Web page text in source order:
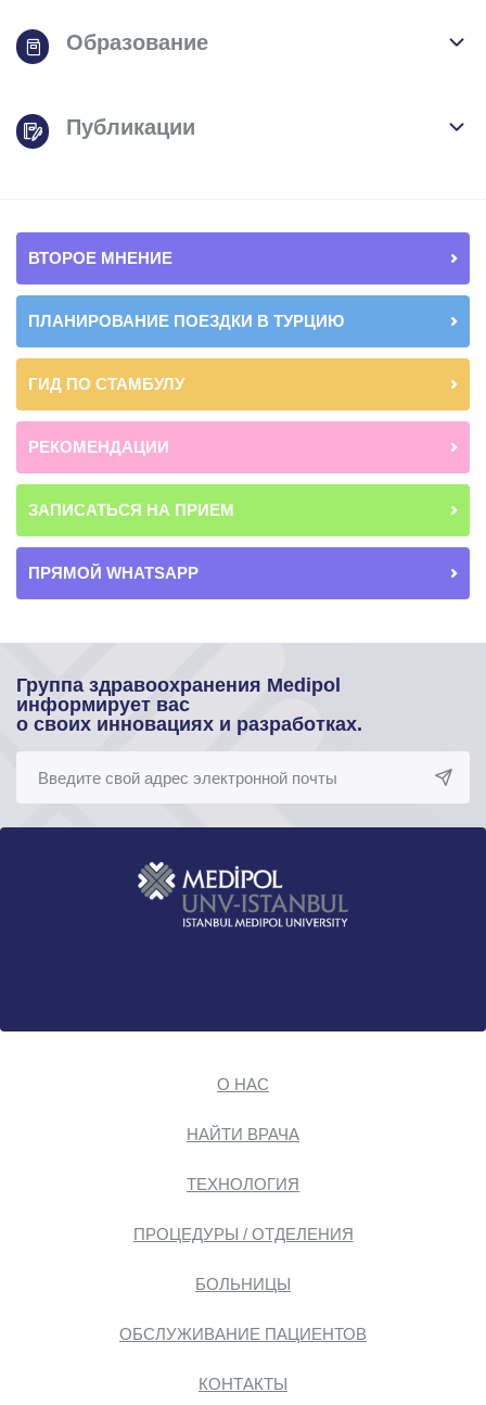
Образование
Публикации
ВТОРОЕ МНЕНИЕ
ПЛАНИРОВАНИЕ ПОЕЗДКИ В ТУРЦИЮ
ГИД ПО СТАМБУЛУ
РЕКОМЕНДАЦИИ
ЗАПИСАТЬСЯ НА ПРИЕМ
ПРЯМОЙ WHATSAPP
Группа здравоохранения Medipol
информирует вас
о своих инновациях и разработках.
О НАС
НАЙТИ ВРАЧА
ТЕХНОЛОГИЯ
ПРОЦЕДУРЫ / ОТДЕЛЕНИЯ
БОЛЬНИЦЫ
ОБСЛУЖИВАНИЕ ПАЦИЕНТОВ
КОНТАКТЫ